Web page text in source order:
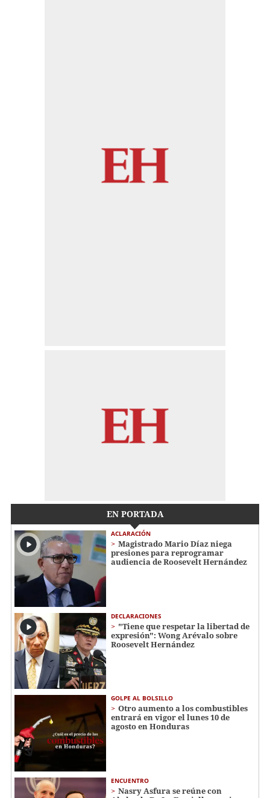
EN PORTADA
ACLARACIÓN
Magistrado Mario Díaz niega
presiones para reprogramar
audiencia de Roosevelt Hernández
DECLARACIONES
"Tiene que respetar la libertad de
expresión": Wong Arévalo sobre
Roosevelt Hernández
GOLPE AL BOLSILLO
Otro aumento a los combustibles
entrará en vigor el lunes 10 de
agosto en Honduras
ENCUENTRO
Nasry Asfura se reúne con